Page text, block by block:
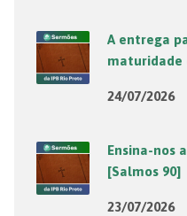
A entrega
maturidade
24/07/2026
Ensina-nos
[Salmos 90]
23/07/2026